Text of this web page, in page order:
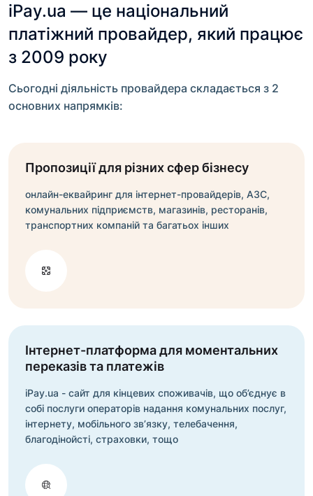
iPay.ua — це національний
платіжний провайдер, який працює
з 2009 року
Сьогодні діяльність провайдера складається з 2
основних напрямків:
Пропозиції для різних сфер бізнесу
онлайн-еквайринг для інтернет-провайдерів, АЗС,
комунальних підприємств, магазинів, ресторанів,
транспортних компаній та багатьох інших
Інтернет-платформа для моментальних
переказів та платежів
iPay.ua - сайт для кінцевих споживачів, що об’єднує в
собі послуги операторів надання комунальних послуг,
інтернету, мобільного зв’язку, телебачення,
благодінойсті, страховки, тощо